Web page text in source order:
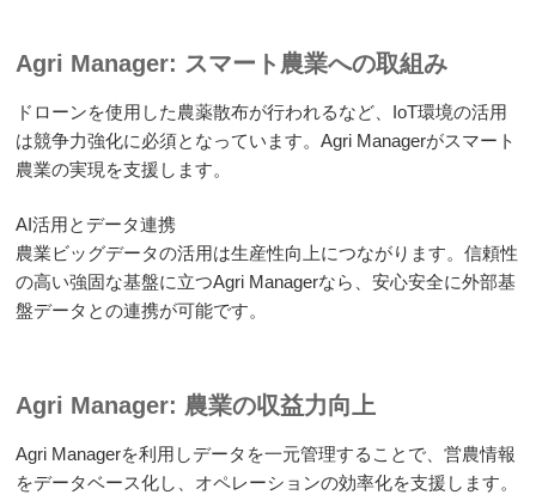
Agri Manager: スマート農業への取組み
ドローンを使用した農薬散布が行われるなど、IoT環境の活用
は競争力強化に必須となっています。Agri Managerがスマート
農業の実現を支援します。
AI活用とデータ連携
農業ビッグデータの活用は生産性向上につながります。信頼性
の高い強固な基盤に立つAgri Managerなら、安心安全に外部基
盤データとの連携が可能です。
Agri Manager: 農業の収益力向上
Agri Managerを利用しデータを一元管理することで、営農情報
をデータベース化し、オペレーションの効率化を支援します。